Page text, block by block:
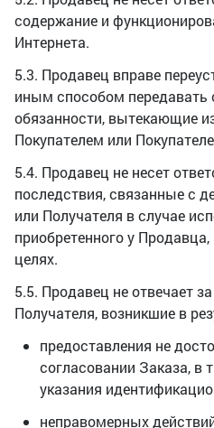
содержание и
Интернета.
5.3. Продавец вправе
иным способом передавать
обязанности, вытекающие
Покупателем или
5.4. Продавец не несет
последствия, связанные с
или Получателя в случае
приобретенного у
целях.
5.5. Продавец не отвечает
Получателя, возникшие в
предоставления не
согласовании Заказа, в
указания
неправомерных